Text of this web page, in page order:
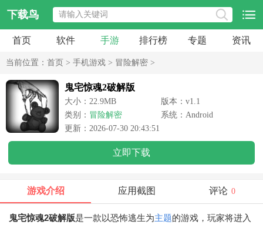
下载鸟
首页 软件 手游 排行榜 专题 资讯
当前位置： 首页 > 手机游戏 > 冒险解密 >
鬼宅惊魂2破解版
大小：22.9MB
版本：v1.1
类别： 冒险解密
系统：Android
更新：2026-07-30 20:43:51
立即下载
游戏介绍 应用截图 评论 0
鬼宅惊魂2破解版是一款以恐怖逃生为主题的游戏，玩家将进入